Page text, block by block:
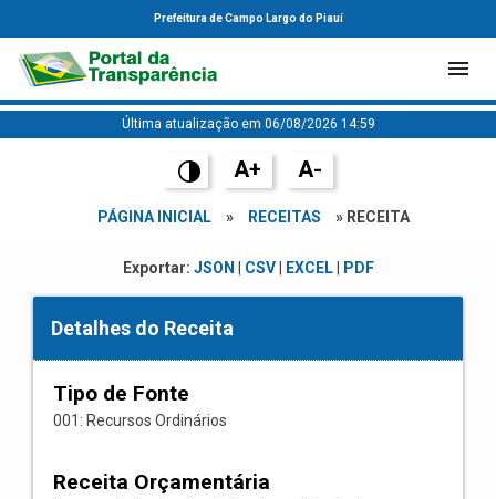
Prefeitura de Campo Largo do Piauí
Última atualização em 06/08/2026 14:59
A+ A-
PÁGINA INICIAL » RECEITAS » RECEITA
Exportar: JSON CSV| EXCEL| PDF
Detalhes do Receita
Tipo de Fonte
001: Recursos Ordinários
Receita Orçamentária